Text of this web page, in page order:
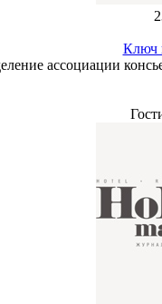
Ключ
ассоциации